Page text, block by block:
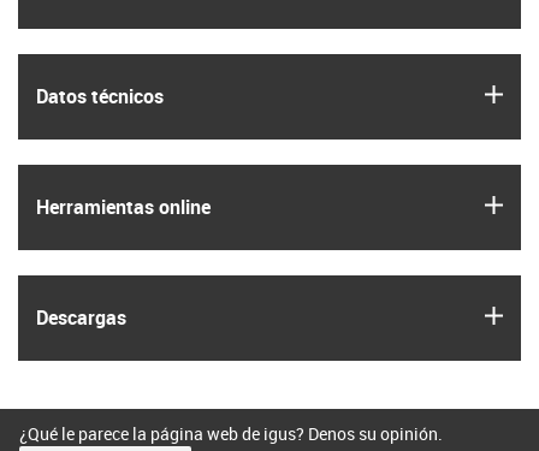
Datos técnicos
Herramientas online
Descargas
¿Qué le parece la página web de igus? Denos su opinión.